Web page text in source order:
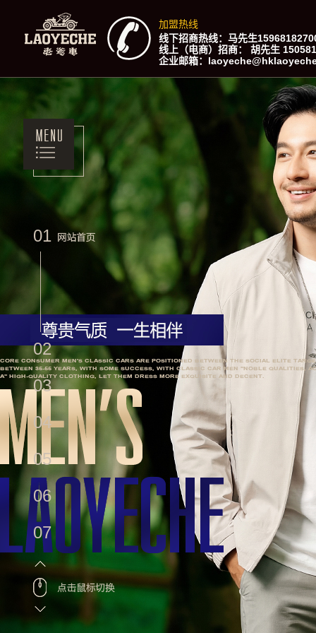
加盟热线
线下招商热线：马先生
线上（电商）招商： 胡先生
企业邮箱：
01
02
03
04
05
06
07